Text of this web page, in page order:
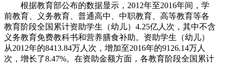
根据教育部公布的数据显示，2012年至2016年间，学
前教育、义务教育、普通高中、中职教育、高等教育等各
教育阶段全国累计资助学生（幼儿）4.25亿人次，其中不含
义务教育免费教科书和营养膳食补助。资助学生（幼儿）
从2012年的8413.84万人次，增加至2016年的9126.14万人
次，增长了8.47%。在资助金额方面，各教育阶段全国累计